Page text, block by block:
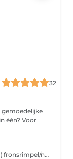
32
gemoedelijke
Behandeling van klein gebied Micro needling ( fronsrimpel/neus lipplooi/bovenlip/litteken) - Reingen van de huid - Micro needling gewenste gebied met intensief serum - Dag/nacht verzorging Microneedling is een cosmetische behandeling waarbij met een apparaat microscopisch kleine naaldjes over de huid gaan. Deze naaldjes prikken hele kleine gaatjes in de huid. Dit klinkt misschien heftig, maar deze "micro-wondjes" activeren het natuurlijke genezingsproces van het lichaam. Wat doet microneedling voor een strakkere huid? De kleine prikjes stimuleren het lichaam om: - Collageen aan te maken zorgt voor een stevigere huidstructuur - Elastine aan te maken helpt de huid om veerkrachtiger en soepeler te blijven - Celvernieuwing te bevorderen wat zorgt voor een frissere uitstraling Hierdoor wordt de huid: - Strakker - Gladder - Minder verslapt - Egaler in teint en textuur